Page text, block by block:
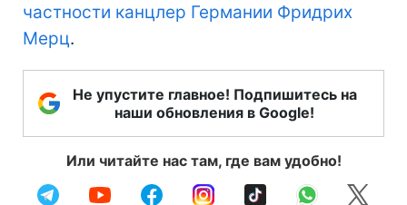
частности канцлер Германии Фридрих
Мерц.
Не упустите главное! Подпишитесь на
наши обновления в Google!
Или читайте нас там, где вам удобно!